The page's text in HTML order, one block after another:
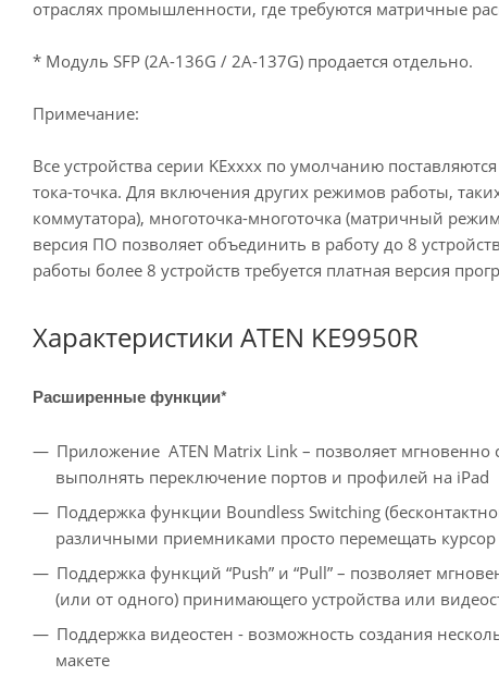
отраслях промышленности, где требуются матричные
* Модуль SFP (2A-136G / 2A-137G) продается отдельно.
Примечание:
Все устройства серии KExxxx по умолчанию
тока-точка. Для включения других режимов работы,
коммутатора), многоточка-многоточка (матричный
версия ПО позволяет объединить в работу до 8
работы более 8 устройств требуется платная версия
Характеристики ATEN KE9950R
Расширенные функции*
Приложение ATEN Matrix Link – позволяет
выполнять переключение портов и профилей на iPad
Поддержка функции Boundless Switching
различными приемниками просто перемещать
Поддержка функций “Push” и “Pull” – позволяет
(или от одного) принимающего устройства или
Поддержка видеостен - возможность создания
макете